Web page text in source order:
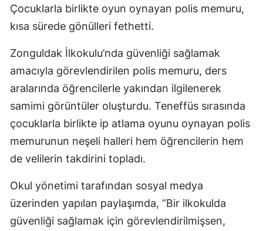
Çocuklarla birlikte oyun oynayan polis memuru,
kısa sürede gönülleri fethetti.
Zonguldak İlkokulu’nda güvenliği sağlamak
amacıyla görevlendirilen polis memuru, ders
aralarında öğrencilerle yakından ilgilenerek
samimi görüntüler oluşturdu. Teneffüs sırasında
çocuklarla birlikte ip atlama oyunu oynayan polis
memurunun neşeli halleri hem öğrencilerin hem
de velilerin takdirini topladı.
Okul yönetimi tarafından sosyal medya
üzerinden yapılan paylaşımda, “Bir ilkokulda
güvenliği sağlamak için görevlendirilmişsen,